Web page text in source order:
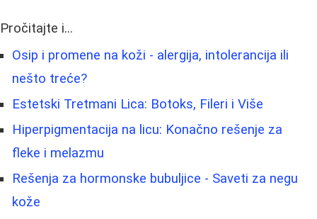
Pročitajte i...
Osip i promene na koži - alergija, intolerancija ili
nešto treće?
Estetski Tretmani Lica: Botoks, Fileri i Više
Hiperpigmentacija na licu: Konačno rešenje za
fleke i melazmu
Rešenja za hormonske bubuljice - Saveti za negu
kože